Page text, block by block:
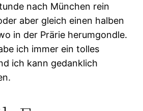
nach München rein
aber gleich einen halben
in der Prärie herumgondle.
ich immer ein tolles
ich kann gedanklich